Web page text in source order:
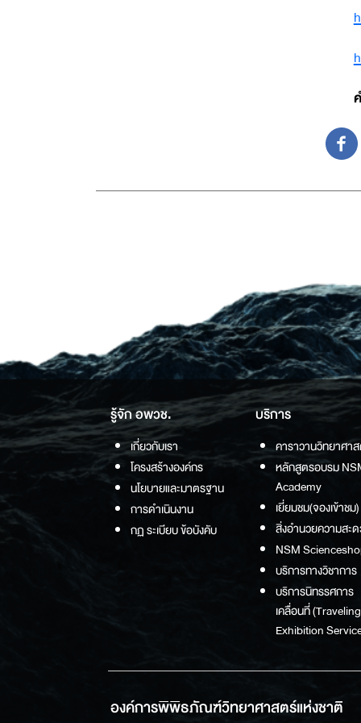
รู้จัก อพวช.
เกี่ยวกับเรา
โครงสร้างองค์กร
นโยบายและมาตรฐาน
การดำเนินงาน
กฏ ระเบียบ ข้อบังคับ
บริการ
คาราวานวิทยาศา
หลักสูตรอบรม
Academy
เยี่ยมชม(จองเข้าชม)
สิ่งอำนวยความสะ
NSM
บริการทางวิชาการ
บริการนิทรรศการ
เคลื่อนที่ (Traveling
Exhibition
องค์การพิพิธภัณฑ์วิทยาศาสตร์แห่งชาติ